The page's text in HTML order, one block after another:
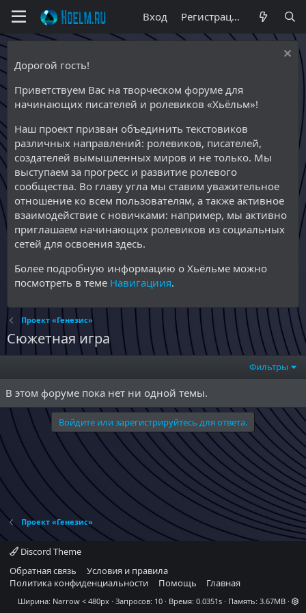
Вход Регистрация
Дорогой гость!
Приветствуем Вас на творческом форуме для
начинающих писателей и ролевиков «Хьёльм»!
Наш проект призван объединить текстовиков
различных направлений: ролевиков, писателей,
создателей вымышленных миров и не только. Мы
выступаем за прогресс и развитие ролевого
сообщества. Во главу угла мы ставим уважительное
отношение ко всем пользователям, а также активное
взаимодействие с новичками: например, мы активно
приглашаем начинающих ролевиков из социальных
сетей для освоения здесь.
Более подробную информацию о Хьёльме можно
посмотреть в теме Навигациия.
Проект «Генезис»
Сюжетная игра
Фильтры
В этом форуме пока нет ни одной темы.
Войдите или зарегистрируйтесь для ответа.
Проект «Генезис»
Discord Theme
Обратная связь
Условия и правила
Политика конфиденциальности
Помощь Главная
Ширина Запросов 10 Время 0.0351s Память 3.67MB